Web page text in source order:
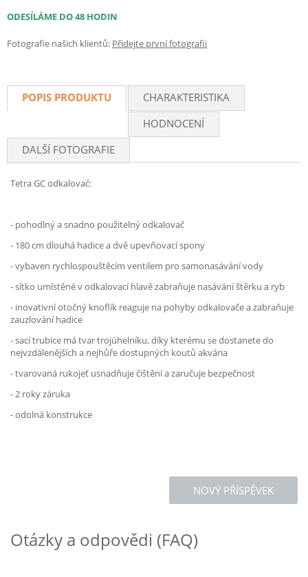
ODESÍLÁME DO 48 HODIN
Fotografie našich klientů: Přidejte první fotografii
POPIS PRODUKTU
CHARAKTERISTIKA
HODNOCENÍ
DALŠÍ FOTOGRAFIE
Tetra GC odkalovač:
- pohodlný a snadno použitelný odkalovač
- 180 cm dlouhá hadice a dvě upevňovací spony
- vybaven rychlospouštěcím ventilem pro samonasávání vody
- sítko umístěné v odkalovací hlavě zabraňuje nasávání štěrku a ryb
- inovativní otočný knoflík reaguje na pohyby odkalovače a zabraňuje
zauzlování hadice
- sací trubice má tvar trojúhelníku, díky kterému se dostanete do
nejvzdálenějších a nejhůře dostupných koutů akvária
- tvarovaná rukojeť usnadňuje čištění a zaručuje bezpečnost
- 2 roky záruka
- odolná konstrukce
NOVÝ PŘÍSPĚVEK
Otázky a odpovědi (FAQ)